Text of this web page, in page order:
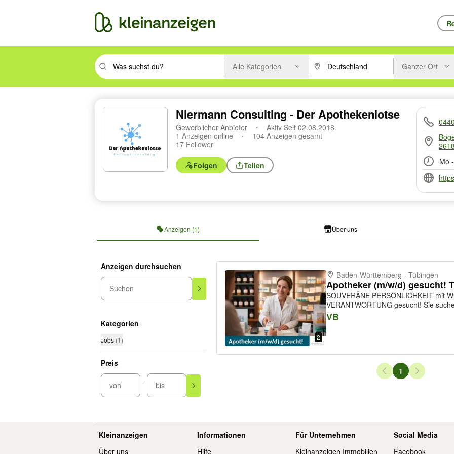
Suchbegriff eingeben. Eingabetaste drücken um zu suchen, oder Vorschläge mit den Pfeiltasten nach oben/
Alle Kategorien PLZ oder Ort eingeben. Eingabetaste
Ganzer Ort
Niermann Consulting - Der Apothekenlotse
Gewerblicher Anbieter
Aktiv Seit 02.08.2018
1 Anzeigen online
104 Anzeigen gesamt
17 Follower
Folgen Teilen
Mo
Anzeigen (1) Über uns
Anzeigen durchsuchen
Suchen
Kategorien
Jobs (1)
Preis
von - bis
2
Baden-Württemberg - Tübingen
SOUVERÄNE PERSÖNLICHKEIT mit
VERANTWORTUNG gesucht! Sie suchen kein kurzfristiges Projekt, sondern
ein berufliches Zuhause? Eine
handeln und langfristig echte
VB
Seiten-Navigation
Seite
1
Kleinanzeigen
Über uns
Informationen
Hilfe
Für Unternehmen
Kleinanzeigen Immobilien
Social Media
Facebook